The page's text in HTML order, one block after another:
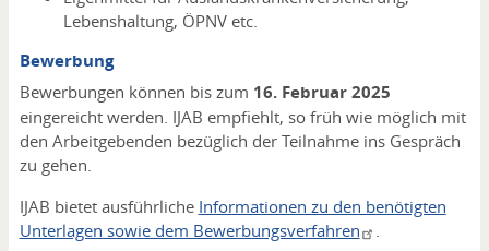
Lebenshaltung, ÖPNV etc.
Bewerbung
Bewerbungen können bis zum 16. Februar 2025
eingereicht werden. IJAB empfiehlt, so früh wie möglich mit
den Arbeitgebenden bezüglich der Teilnahme ins Gespräch
zu gehen.
IJAB bietet ausführliche Informationen zu den benötigten
Unterlagen sowie dem Bewerbungsverfahren